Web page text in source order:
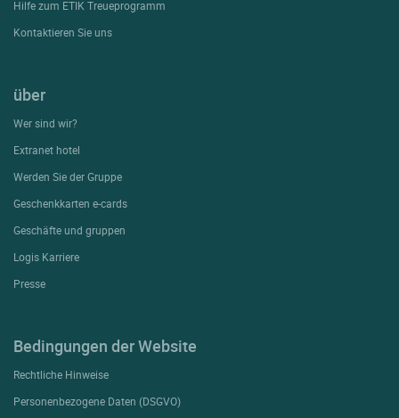
Hilfe zum ETIK Treueprogramm
Kontaktieren Sie uns
über
Wer sind wir?
Extranet hotel
Werden Sie der Gruppe
Geschenkkarten e-cards
Geschäfte und gruppen
Logis Karriere
Presse
Bedingungen der Website
Rechtliche Hinweise
Personenbezogene Daten (DSGVO)